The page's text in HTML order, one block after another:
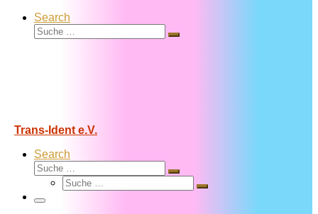
Search
Suche
Suche
Trans-Ident e.V.
Search
Suche
Suche
Suche
Suche
Menü